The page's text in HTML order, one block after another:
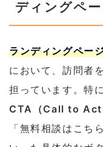
ディングペー
ランディングペー
において、訪問者
担っています。特
CTA（Call to
「無料相談はこち